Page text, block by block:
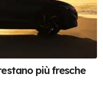
più fresche